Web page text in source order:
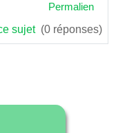
Permalien
sujet (0 réponses)